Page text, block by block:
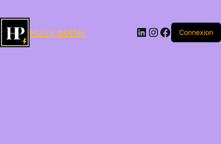
Harry potter LinkedIn
Instagram
Facebook
Connexion